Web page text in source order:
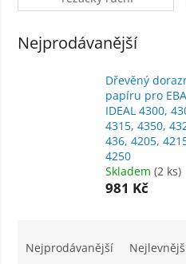
Nejprodávanější
Dřevěný
papíru pro
IDEAL 4300,
4315, 4350,
436, 4205,
4250
Skladem (2 ks)
981 Kč
Nejprodávanější